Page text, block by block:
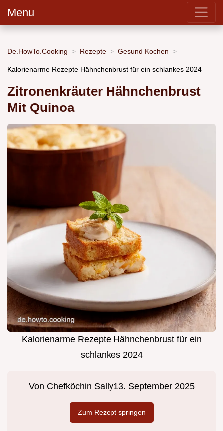
Menu
De.HowTo.Cooking Rezepte Gesund Kochen
Kalorienarme Rezepte Hähnchenbrust für ein schlankes 2024
Zitronenkräuter Hähnchenbrust
Mit Quinoa
Kalorienarme Rezepte Hähnchenbrust für ein
schlankes 2024
Von Chefköchin Sally13. September 2025
Zum Rezept springen